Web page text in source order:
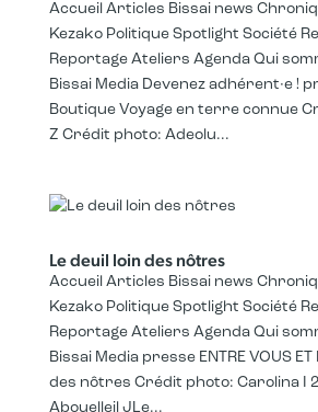
Accueil Articles Bissai news
Kezako Politique Spotlight Société
Reportage Ateliers Agenda Qui
Bissai Media Devenez adhérent·e !
Boutique Voyage en terre connue
Z Crédit photo: Adeolu...
Le deuil loin des nôtres
Accueil Articles Bissai news
Kezako Politique Spotlight Société
Reportage Ateliers Agenda Qui
Bissai Media presse ENTRE VOUS
des nôtres Crédit photo: Carolina I
Abouelleil JLe...